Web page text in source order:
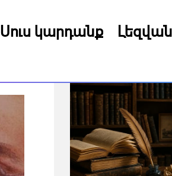
Սուս կարդանք